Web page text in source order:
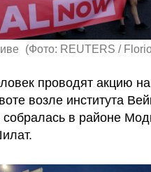
(Фото: REUTERS /
проводят акцию
возле института
в районе